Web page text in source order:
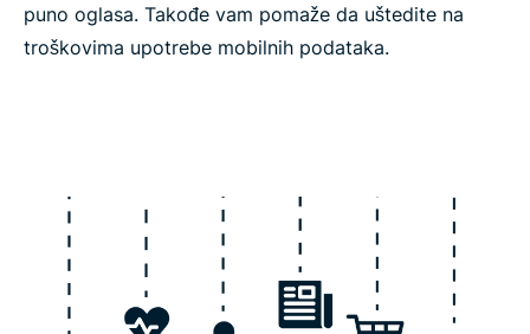
puno oglasa. Takođe vam pomaže da uštedite na
troškovima upotrebe mobilnih podataka.